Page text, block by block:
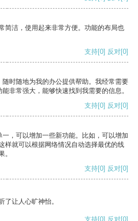
简洁，使用起来非常方便。功能的布局也
支持[0] 反对[0]
时随地为我的办公提供帮助。我经常需要
非常强大，能够快速找到我需要的信息。
支持[0] 反对[0]
，可以增加一些新功能。比如，可以增加
样就可以根据网络情况自动选择最优的线
。
支持[0] 反对[0]
了让人心旷神怡。
支持[0] 反对[0]